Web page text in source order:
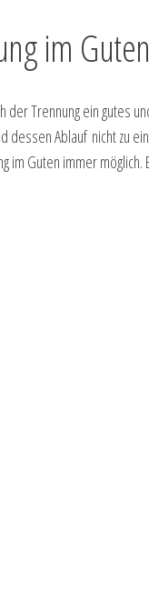
im
der Trennung ein gutes
dessen Ablauf nicht zu
im Guten immer